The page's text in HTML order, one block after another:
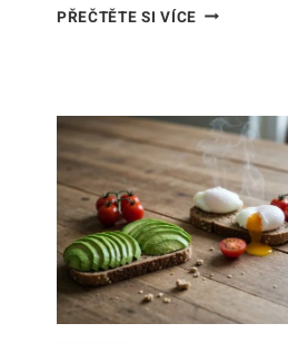
PŘEČTĚTE SI VÍCEBEZLEPKOVÁ
MÝTY
A
RIZIKA
(2026)